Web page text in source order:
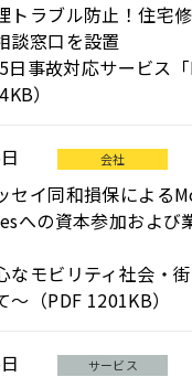
トラブル防止！住宅
談窓口を設置
事故対応サービス「
）
会社
セイ同和損保による
への資本参加および
なモビリティ社会・
（PDF 1201KB）
サービス